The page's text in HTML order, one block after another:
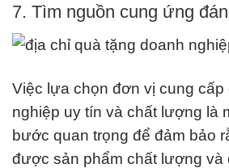
7. Tìm nguồn cung ứng
Việc lựa chọn đơn vị cung cấp
nghiệp uy tín và chất lượng là
bước quan trọng để đảm bảo
được sản phẩm chất lượng và